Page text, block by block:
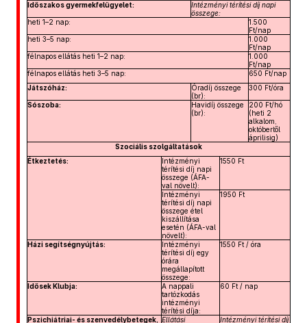
Időszakos gyermekfelügyelet:
Intézményi térítési díj napi
összege:
heti 1–2 nap:
1.500
Ft/nap
heti 3–5 nap:
1.000
Ft/nap
félnapos ellátás heti 1–2 nap:
1.000
Ft/nap
félnapos ellátás heti 3–5 nap:
650 Ft/nap
Játszóház:
Óradíj összege
(br):
300 Ft/óra
Sószoba:
Havidíj összege
(br):
200 Ft/hó
(heti 2
alkalom,
októbertől
áprilisig)
Szociális szolgáltatások
Étkeztetés:
Intézményi
térítési díj napi
összege (ÁFA-
val növelt):
1550 Ft
Intézményi
térítési díj napi
összege étel
kiszállítása
esetén (ÁFA-val
növelt):
1950 Ft
Házi segítségnyújtás:
Intézményi
térítési díj egy
órára
megállapított
összege:
1550 Ft / óra
Idősek Klubja:
A nappali
tartózkodás
intézményi
térítési díja:
60 Ft / nap
Pszichiátriai- és szenvedélybetegek, Ellátási
Intézményi térítési díj